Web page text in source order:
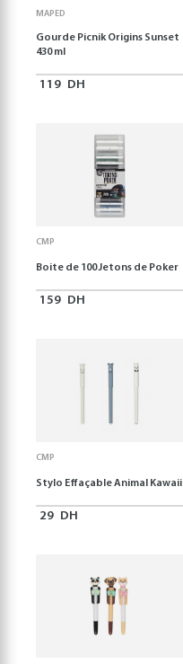
MAPED
Gourde Picnik Origins Sunset
430 ml
119 DH
CMP
Boite de 100 Jetons de Poker
159 DH
CMP
Stylo Effaçable Animal Kawaii
29 DH